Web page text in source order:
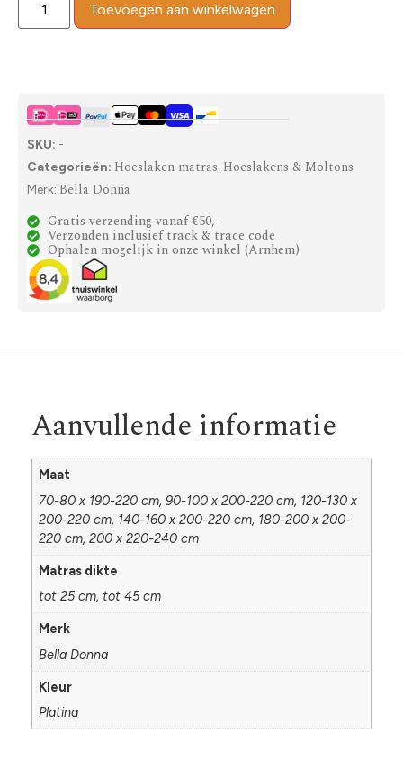
Toevoegen aan winkelwagen
SKU: -
Categorieën: Hoeslaken matras, Hoeslakens & Moltons
Merk: Bella Donna
Gratis verzending vanaf €50,-
Verzonden inclusief track & trace code
Ophalen mogelijk in onze winkel (Arnhem)
Aanvullende informatie
Maat
70-80 x 190-220 cm, 90-100 x 200-220 cm, 120-130 x
200-220 cm, 140-160 x 200-220 cm, 180-200 x 200-
220 cm, 200 x 220-240 cm
Matras dikte
tot 25 cm, tot 45 cm
Merk
Bella Donna
Kleur
Platina